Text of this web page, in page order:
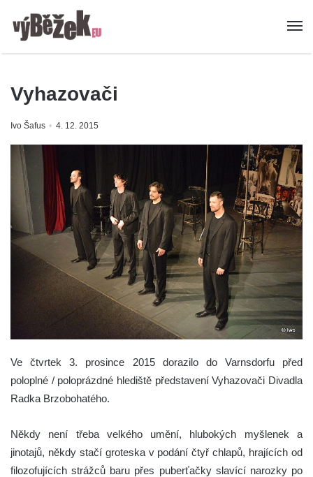
Vyhazovači
Ivo Šafus 4. 12. 2015
Ve čtvrtek 3. prosince 2015 dorazilo do Varnsdorfu před
poloplné / poloprázdné hlediště představení Vyhazovači Divadla
Radka Brzobohatého.
Někdy není třeba velkého umění, hlubokých myšlenek a
jinotajů, někdy stačí groteska v podání čtyř chlapů, hrajících od
filozofujících strážců baru přes puberťačky slavící narozky po